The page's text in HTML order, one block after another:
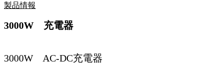
製品情報
3000W 充電器
3000W AC-DC充電器